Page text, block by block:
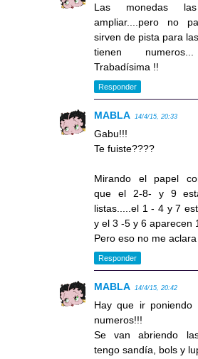
Las monedas
ampliar....pero no
sirven de pista para
tienen
Trabadísima !!
Responder
MABLA 14/4/15, 20:33
Gabu!!!
Te fuiste????
Mirando el papel
que el 2-8- y 9
listas.....el 1 - 4 y 7
y el 3 -5 y 6 aparecen
Pero eso no me
Responder
MABLA 14/4/15, 20:42
Hay que ir poniendo
numeros!!!
Se van abriendo
tengo sandía, bols y